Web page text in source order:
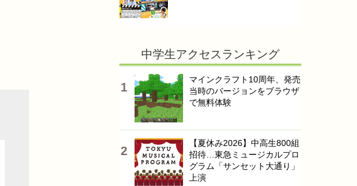
中学生アクセスランキング
マインクラフト10周年、発売
当時のバージョンをブラウザ
で無料体験
【夏休み2026】中高生800組
招待…東急ミュージカルプロ
グラム「サンセット大通り」
上演